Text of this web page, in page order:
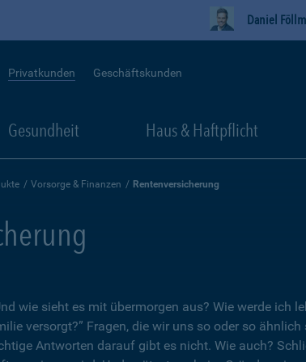
Daniel
Privatkunden Geschäftskunden
Gesundheit Haus & Haftpflicht
Vorsorge & Finanzen Rentenversicherung
wie sieht es mit übermorgen aus? Wie werde ich
versorgt?” Fragen, die wir uns so oder so
Antworten darauf gibt es nicht. Wie auch?